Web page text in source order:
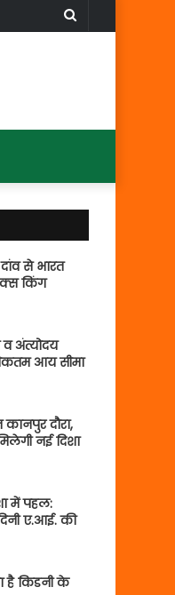
Search
से भारत
किंग
व अंत्योदय
आय सीमा
दौरा,
नई दिशा
में पहल:
ए.आई. की
है किडनी के